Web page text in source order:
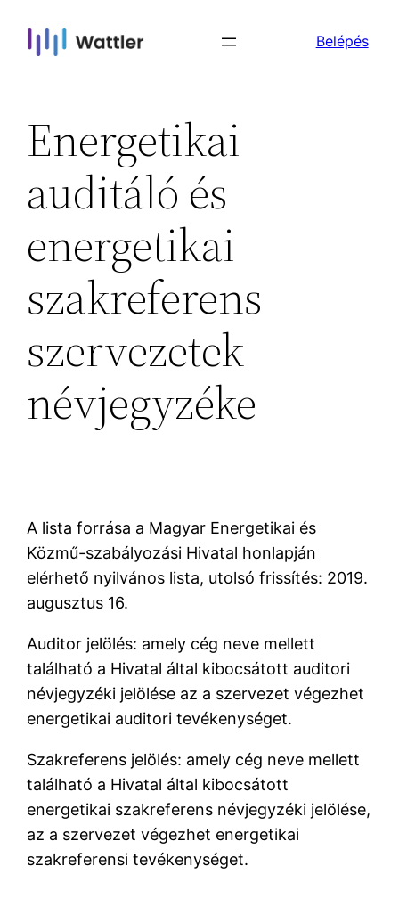
Belépés
Energetikai
auditáló és
energetikai
szakreferens
szervezetek
névjegyzéke
A lista forrása a Magyar Energetikai és
Közmű-szabályozási Hivatal honlapján
elérhető nyilvános lista, utolsó frissítés: 2019.
augusztus 16.
Auditor jelölés: amely cég neve mellett
található a Hivatal által kibocsátott auditori
névjegyzéki jelölése az a szervezet végezhet
energetikai auditori tevékenységet.
Szakreferens jelölés: amely cég neve mellett
található a Hivatal által kibocsátott
energetikai szakreferens névjegyzéki jelölése,
az a szervezet végezhet energetikai
szakreferensi tevékenységet.